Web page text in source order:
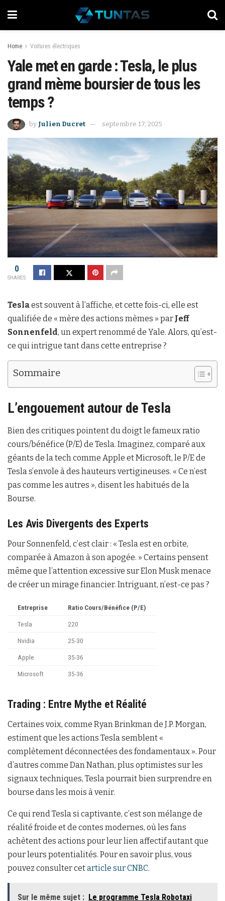
Home Voitures électriques
Yale met en garde : Tesla, le plus
grand mème boursier de tous les
temps ?
by Julien Ducret septembre 17, 2025
0
SHARES
Teslaest souvent à l’affiche, et cette fois-ci, elle est
qualifiée de « mère des actions mèmes » par Jeff
Sonnenfeld, un expert renommé de Yale. Alors, qu’est-
ce qui intrigue tant dans cette entreprise ?
Sommaire
L’engouement autour de Tesla
Bien des critiques pointent du doigt le fameux ratio
cours/bénéfice (P/E) de Tesla. Imaginez, comparé aux
géants de la tech comme Apple et Microsoft, le P/E de
Tesla s’envole à des hauteurs vertigineuses. « Ce n’est
pas comme les autres », disent les habitués de la
Bourse.
Les Avis Divergents des Experts
Pour Sonnenfeld, c’est clair : « Tesla est en orbite,
comparée à Amazon à son apogée. » Certains pensent
même que l’attention excessive sur Elon Musk menace
de créer un mirage financier. Intriguant, n’est-ce pas ?
Entreprise Ratio Cours/Bénéfice (P/E)
Tesla 220
Nvidia 25-30
Apple 35-36
Microsoft 35-36
Trading : Entre Mythe et Réalité
Certaines voix, comme Ryan Brinkman de J.P. Morgan,
estiment que les actions Tesla semblent «
complètement déconnectées des fondamentaux ». Pour
d’autres comme Dan Nathan, plus optimistes sur les
signaux techniques, Tesla pourrait bien surprendre en
bourse dans les mois à venir.
Ce qui rend Tesla si captivante, c’est son mélange de
réalité froide et de contes modernes, où les fans
achètent des actions pour leur lien affectif autant que
pour leurs potentialités. Pour en savoir plus, vous
pouvez consulter cetarticle sur CNBC.
Sur le même sujet : Le programme Tesla Robotaxi